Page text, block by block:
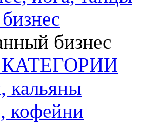
бизнес
кальяны
кофейни